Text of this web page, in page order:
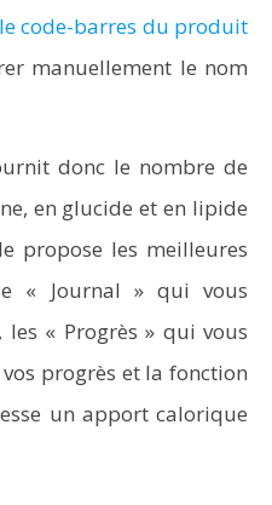
code-barres du produit
manuellement le nom
donc le nombre de
en glucide et en lipide
propose les meilleures
« Journal » qui vous
les « Progrès » qui vous
progrès et la fonction
un apport calorique